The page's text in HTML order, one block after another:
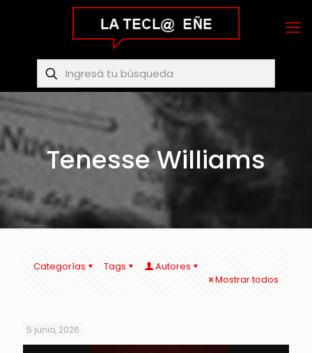
Tenesse Williams
Categorías Tags
Autores
Mostrar todos
5 junio, 2026